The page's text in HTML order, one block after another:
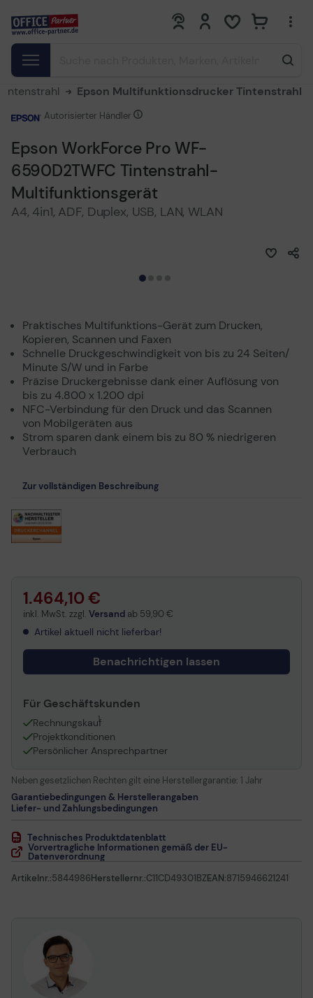
0 0
Epson Multifunktionsdrucker Tintenstrahl
Epson WorkForce Pro WF-
6590D2TWFC Tintenstrahl-
Multifunktionsgerät
A4, 4in1, ADF, Duplex, USB, LAN, WLAN
Autorisierter Händler
Praktisches Multifunktions-Gerät zum Drucken,
Kopieren, Scannen und Faxen
Schnelle Druckgeschwindigkeit von bis zu 24 Seiten/
Minute S/W und in Farbe
Präzise Druckergebnisse dank einer Auflösung von
bis zu 4.800 x 1.200 dpi
NFC-Verbindung für den Druck und das Scannen
von Mobilgeräten aus
Strom sparen dank einem bis zu 80 % niedrigeren
Verbrauch
Zur vollständigen Beschreibung
1.464,10 €
inkl. MwSt. zzgl. Versand ab 59,90 €
Artikel aktuell nicht lieferbar!
Benachrichtigen lassen
Für Geschäftskunden
Rechnungskauf
1
Projektkonditionen
Persönlicher Ansprechpartner
Neben gesetzlichen Rechten gilt eine Herstellergarantie: 1 Jahr
Garantiebedingungen & Herstellerangaben
Liefer- und Zahlungsbedingungen
Technisches Produktdatenblatt
Vorvertragliche Informationen gemäß der EU-
Datenverordnung
Artikelnr.:5844986Herstellernr.:C11CD49301BZEAN:8715946621241